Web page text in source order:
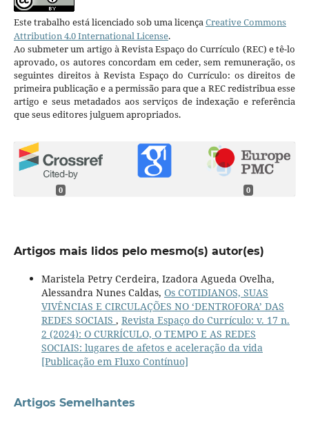
Este trabalho está licenciado sob uma licençaCreative Commons
Attribution 4.0 International License.
Ao submeter um artigo à Revista Espaço do Currículo (REC) e tê-lo
aprovado, os autores concordam em ceder, sem remuneração, os
seguintes direitos à Revista Espaço do Currículo: os direitos de
primeira publicação e a permissão para que a REC redistribua esse
artigo e seus metadados aos serviços de indexação e referência
que seus editores julguem apropriados.
0 0
Artigos mais lidos pelo mesmo(s) autor(es)
Maristela Petry Cerdeira, Izadora Agueda Ovelha,
Alessandra Nunes Caldas, Os COTIDIANOS, SUAS
VIVÊNCIAS E CIRCULAÇÕES NO ‘DENTROFORA’ DAS
REDES SOCIAIS , Revista Espaço do Currículo: v. 17 n.
2 (2024): O CURRÍCULO, O TEMPO E AS REDES
SOCIAIS: lugares de afetos e aceleração da vida
[Publicação em Fluxo Contínuo]
Artigos Semelhantes